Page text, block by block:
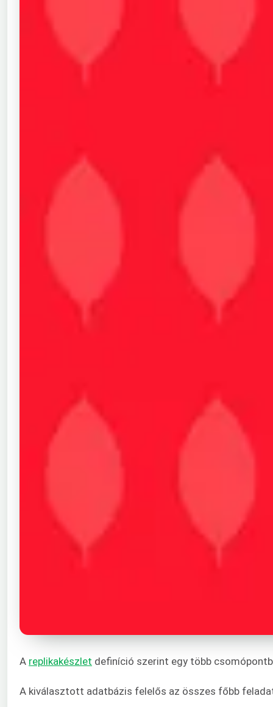
A replikakészlet definíció szerint egy több
A kiválasztott adatbázis felelős az összes főbb